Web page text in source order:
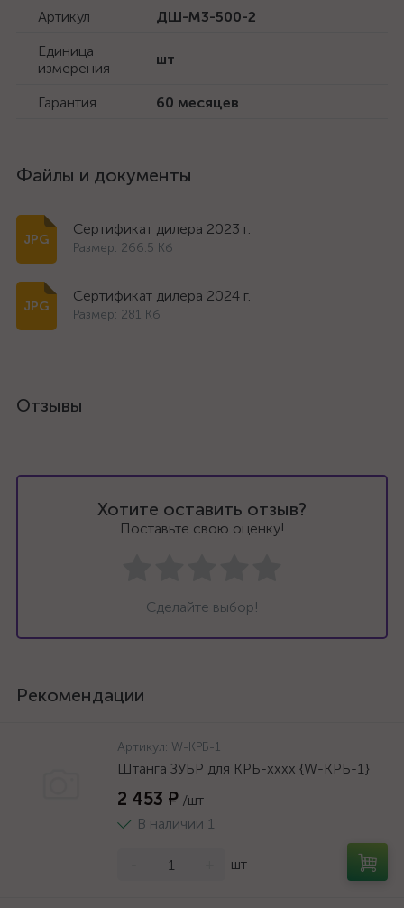
Артикул
ДШ-М3-500-2
Единица
измерения
шт
Гарантия 60 месяцев
Файлы и документы
Сертификат дилера 2023 г.
Размер: 266.5 Кб
Сертификат дилера 2024 г.
Размер: 281 Кб
Отзывы
Хотите оставить отзыв?
Поставьте свою оценку!
Сделайте выбор!
Рекомендации
Артикул: W-КРБ-1
Штанга ЗУБР для КРБ-хххх {W-КРБ-1}
2 453 ₽ /шт
В наличии 1
шт